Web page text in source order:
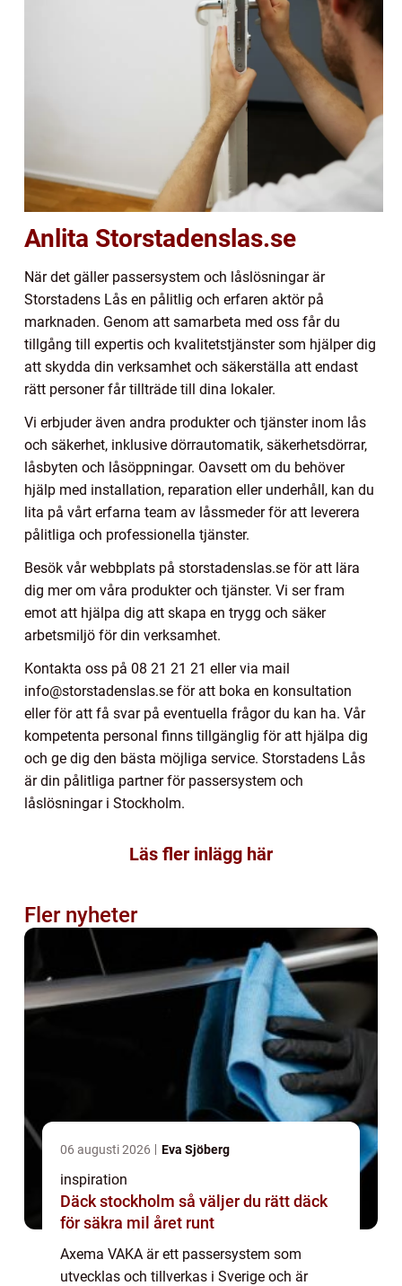
Anlita Storstadenslas.se
När det gäller passersystem och låslösningar är
Storstadens Lås en pålitlig och erfaren aktör på
marknaden. Genom att samarbeta med oss får du
tillgång till expertis och kvalitetstjänster som hjälper dig
att skydda din verksamhet och säkerställa att endast
rätt personer får tillträde till dina lokaler.
Vi erbjuder även andra produkter och tjänster inom lås
och säkerhet, inklusive dörrautomatik, säkerhetsdörrar,
låsbyten och låsöppningar. Oavsett om du behöver
hjälp med installation, reparation eller underhåll, kan du
lita på vårt erfarna team av låssmeder för att leverera
pålitliga och professionella tjänster.
Besök vår webbplats på storstadenslas.se för att lära
dig mer om våra produkter och tjänster. Vi ser fram
emot att hjälpa dig att skapa en trygg och säker
arbetsmiljö för din verksamhet.
Kontakta oss på 08 21 21 21 eller via mail
info@storstadenslas.se för att boka en konsultation
eller för att få svar på eventuella frågor du kan ha. Vår
kompetenta personal finns tillgänglig för att hjälpa dig
och ge dig den bästa möjliga service. Storstadens Lås
är din pålitliga partner för passersystem och
låslösningar i Stockholm.
Läs fler inlägg här
Fler nyheter
06 augusti 2026 Eva Sjöberg
inspiration
Däck stockholm så väljer du rätt däck
för säkra mil året runt
Axema VAKA är ett passersystem som
utvecklas och tillverkas i Sverige och är